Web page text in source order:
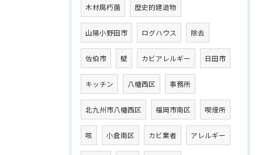
木材腐朽菌 歴史的建造物
山陽小野田市 ログハウス 除去
佐伯市 壁 カビアレルギー 日田市
キッチン 八幡西区 事務所
北九州市八幡西区 福岡市南区 喫煙所
咳 小倉南区 カビ業者 アレルギー